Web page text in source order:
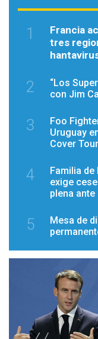
1
Francia
tres
2
“Los
con Jim
3
Foo
Uruguay
Cover
4
Familia de
exige
plena
5
Mesa de